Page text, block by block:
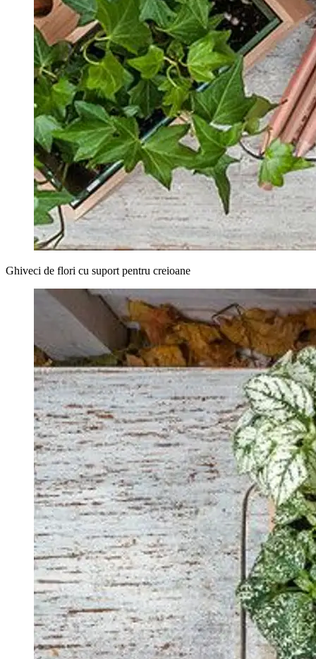
Ghiveci de flori cu suport pentru creioane